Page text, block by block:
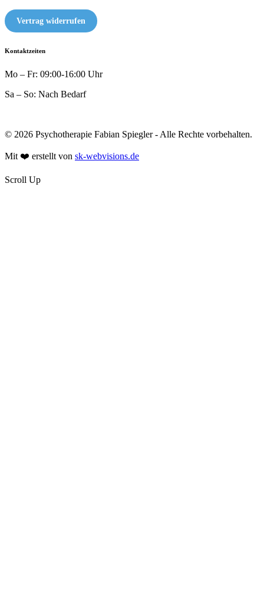
Vertrag widerrufen
Kontaktzeiten
Mo – Fr: 09:00-16:00 Uhr
Sa – So: Nach Bedarf
© 2026 Psychotherapie Fabian Spiegler - Alle Rechte vorbehalten.
Mit ❤️ erstellt von sk-webvisions.de
Scroll Up